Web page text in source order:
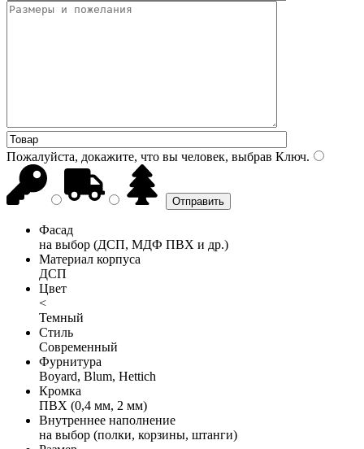
Пожалуйста, докажите, что вы человек, выбрав Ключ.
Фасад
на выбор (ДСП, МДФ ПВХ и др.)
Материал корпуса
ДСП
Цвет
<
Темный
Стиль
Современный
Фурнитура
Boyard, Blum, Hettich
Кромка
ПВХ (0,4 мм, 2 мм)
Внутреннее наполнение
на выбор (полки, корзины, штанги)